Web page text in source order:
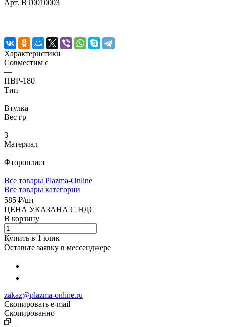
Арт. BT0010003
Характеристики
Совместим с
—
ПВР-180
Тип
—
Втулка
Вес гр
—
3
Материал
—
Фторопласт
Все товары Plazma-Online
Все товары категории
585 ₽/шт
ЦЕНА УКАЗАНА С НДС
В корзину
Купить в 1 клик
Оставьте заявку в мессенджере
zakaz@plazma-online.ru
Скопировать e-mail
Cкопированно